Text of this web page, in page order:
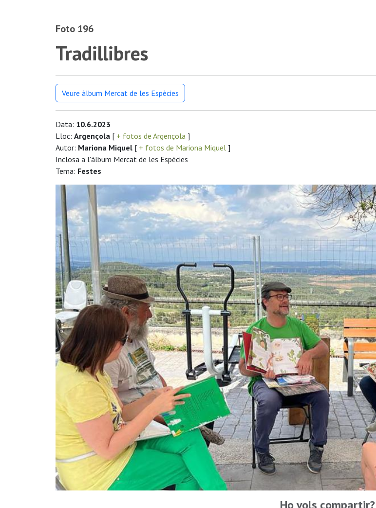
Foto 196
Tradillibres
Veure àlbum Mercat de les Espècies
Data: 10.6.2023
Lloc: Argençola [ + fotos de Argençola ]
Autor: Mariona Miquel [ + fotos de Mariona Miquel ]
Inclosa a l'àlbum Mercat de les Espècies
Tema: Festes
Ho vols compartir?